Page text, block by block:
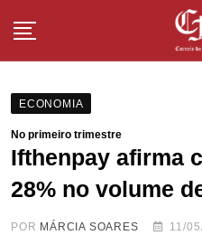
ECONOMIA
No primeiro trimestre
Ifthenpay afirma
28% no volume
POR MÁRCIA SOARES 11/